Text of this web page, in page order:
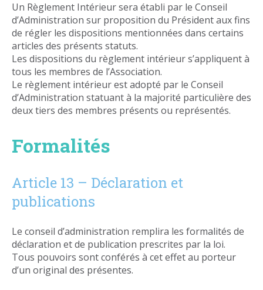
Un Règlement Intérieur sera établi par le Conseil
d’Administration sur proposition du Président aux fins
de régler les dispositions mentionnées dans certains
articles des présents statuts.
Les dispositions du règlement intérieur s’appliquent à
tous les membres de l’Association.
Le règlement intérieur est adopté par le Conseil
d’Administration statuant à la majorité particulière des
deux tiers des membres présents ou représentés.
Formalités
Article 13 – Déclaration et
publications
Le conseil d’administration remplira les formalités de
déclaration et de publication prescrites par la loi.
Tous pouvoirs sont conférés à cet effet au porteur
d’un original des présentes.